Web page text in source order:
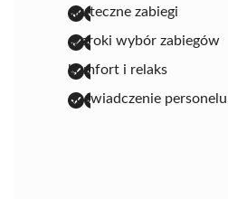
skuteczne zabiegi
szeroki wybór zabiegów
komfort i relaks
doświadczenie personelu